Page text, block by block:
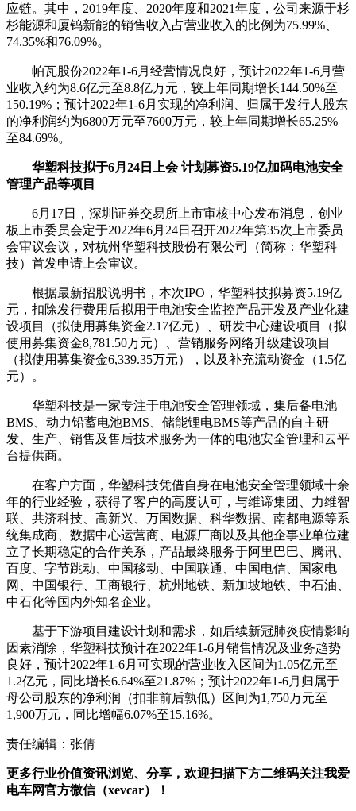
应链。其中，2019年度、2020年度和2021年度，公司来源于杉
杉能源和厦钨新能的销售收入占营业收入的比例为75.99%、
74.35%和76.09%。
帕瓦股份2022年1-6月经营情况良好，预计2022年1-6月营
业收入约为8.6亿元至8.8亿万元，较上年同期增长144.50%至
150.19%；预计2022年1-6月实现的净利润、归属于发行人股东
的净利润约为6800万元至7600万元，较上年同期增长65.25%
至84.69%。
华塑科技拟于6月24日上会 计划募资5.19亿加码电池安全
管理产品等项目
6月17日，深圳证券交易所上市审核中心发布消息，创业
板上市委员会定于2022年6月24日召开2022年第35次上市委员
会审议会议，对杭州华塑科技股份有限公司（简称：华塑科
技）首发申请上会审议。
根据最新招股说明书，本次IPO，华塑科技拟募资5.19亿
元，扣除发行费用后拟用于电池安全监控产品开发及产业化建
设项目（拟使用募集资金2.17亿元）、研发中心建设项目（拟
使用募集资金8,781.50万元）、营销服务网络升级建设项目
（拟使用募集资金6,339.35万元），以及补充流动资金（1.5亿
元）。
华塑科技是一家专注于电池安全管理领域，集后备电池
BMS、动力铅蓄电池BMS、储能锂电BMS等产品的自主研
发、生产、销售及售后技术服务为一体的电池安全管理和云平
台提供商。
在客户方面，华塑科技凭借自身在电池安全管理领域十余
年的行业经验，获得了客户的高度认可，与维谛集团、力维智
联、共济科技、高新兴、万国数据、科华数据、南都电源等系
统集成商、数据中心运营商、电源厂商以及其他企事业单位建
立了长期稳定的合作关系，产品最终服务于阿里巴巴、腾讯、
百度、字节跳动、中国移动、中国联通、中国电信、国家电
网、中国银行、工商银行、杭州地铁、新加坡地铁、中石油、
中石化等国内外知名企业。
基于下游项目建设计划和需求，如后续新冠肺炎疫情影响
因素消除，华塑科技预计在2022年1-6月销售情况及业务趋势
良好，预计2022年1-6月可实现的营业收入区间为1.05亿元至
1.2亿元，同比增长6.64%至21.87%；预计2022年1-6月归属于
母公司股东的净利润（扣非前后孰低）区间为1,750万元至
1,900万元，同比增幅6.07%至15.16%。
责任编辑：张倩
更多行业价值资讯浏览、分享，欢迎扫描下方二维码关注我爱
电车网官方微信（xevcar）！